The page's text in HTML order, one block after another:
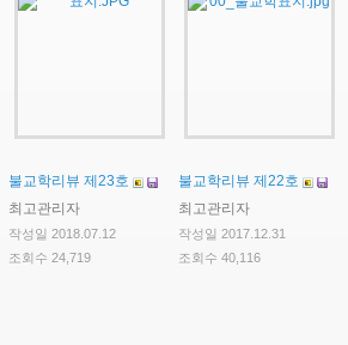
불교학리뷰 제23호
최고관리자
작성일 2018.07.12
조회수 24,719
불교학리뷰 제22호
최고관리자
작성일 2017.12.31
조회수 40,116